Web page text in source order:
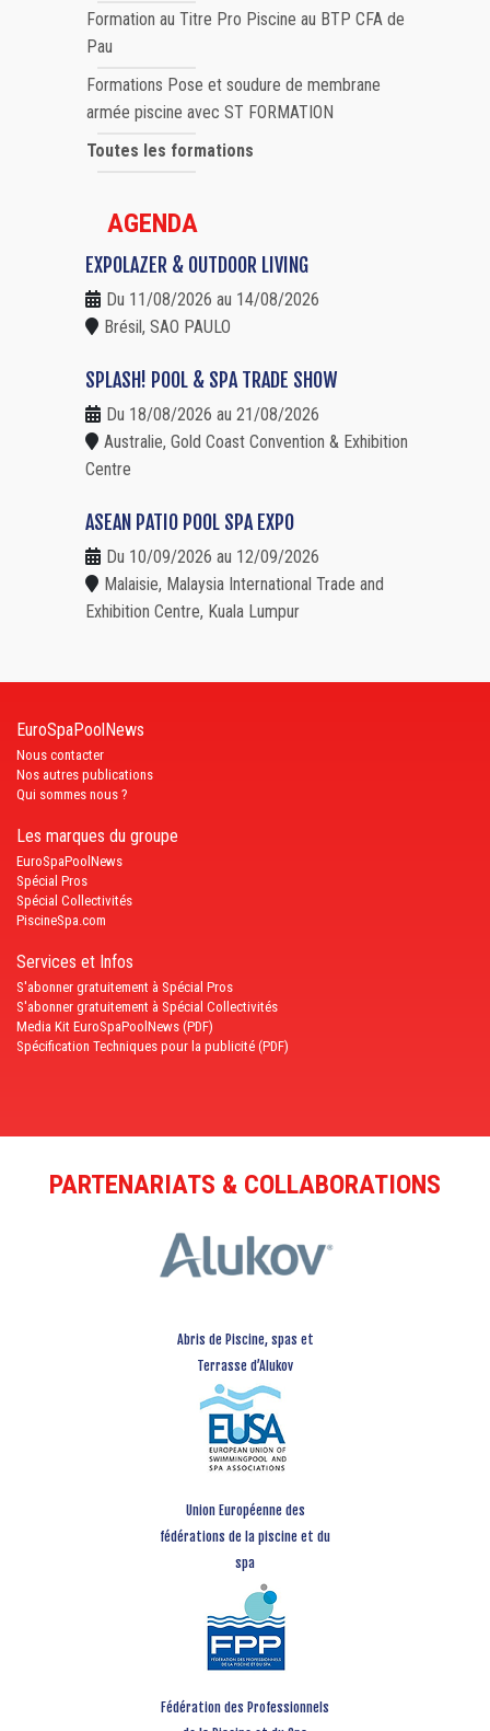
Formation au Titre Pro Piscine au BTP CFA de
Pau
Formations Pose et soudure de membrane
armée piscine avec ST FORMATION
Toutes les formations
AGENDA
EXPOLAZER & OUTDOOR LIVING
Du 11/08/2026 au 14/08/2026
Brésil, SAO PAULO
SPLASH! POOL & SPA TRADE SHOW
Du 18/08/2026 au 21/08/2026
Australie, Gold Coast Convention & Exhibition
Centre
ASEAN PATIO POOL SPA EXPO
Du 10/09/2026 au 12/09/2026
Malaisie, Malaysia International Trade and
Exhibition Centre, Kuala Lumpur
EuroSpaPoolNews
Nous contacter
Nos autres publications
Qui sommes nous ?
Les marques du groupe
EuroSpaPoolNews
Spécial Pros
Spécial Collectivités
PiscineSpa.com
Services et Infos
S'abonner gratuitement à Spécial Pros
S'abonner gratuitement à Spécial Collectivités
Media Kit EuroSpaPoolNews (PDF)
Spécification Techniques pour la publicité (PDF)
PARTENARIATS & COLLABORATIONS
Abris de Piscine, spas et
Terrasse d’Alukov
Union Européenne des
fédérations de la piscine et du
spa
Fédération des Professionnels